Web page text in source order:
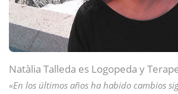
Natàlia Talleda es Logopeda y
«En los últimos años ha habido cambios